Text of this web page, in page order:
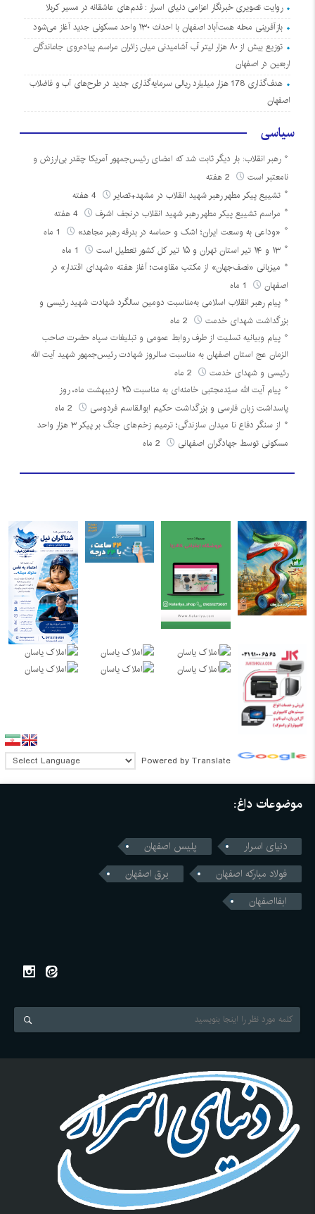
روایت تصویری خبرنگار اعزامی دنیای اسرار : قدم‌های عاشقانه در مسیر کربلا
بازآفرینی محله همت‌آباد اصفهان با احداث ۱۳۰ واحد مسکونی جدید آغاز می‌شود
توزیع بیش از ۸۰ هزار لیتر آب آشامیدنی میان زائران مراسم پیاده‌روی جاماندگان
اربعین در اصفهان
هدف‌گذاری 178 هزار میلیارد ریالی سرمایه‌گذاری جدید در طرح‌های آب و فاضلاب
اصفهان
سیاسی
رهبر انقلاب: بار دیگر ثابت شد که امضای رئیس‌جمهور آمریکا چقدر بی‌ارزش و
نامعتبر است
تشییع پیکر مطهر رهبر شهید انقلاب در مشهد+تصایر
مراسم تشییع پیکر مطهر رهبر شهید انقلاب درنجف اشرف
«وداعی به وسعت ایران؛ اشک و حماسه در بدرقه رهبر مجاهد»
۱۳ و ۱۴ تیر استان تهران و ۱۵ تیر کل کشور تعطیل است
میزبانی «نصف‌جهان» از مکتب مقاومت؛ آغاز هفته «شهدای اقتدار» در
اصفهان
پیام رهبر انقلاب اسلامی به‌مناسبت دومین سالگرد شهادت شهید رئیسی و
بزرگداشت شهدای خدمت
پیام وبیانیه تسلیت از طرف روابط عمومی و تبلیغات سپاه حضرت صاحب
الزمان عج استان اصفهان به مناسبت سالروز شهادت رئیس‌جمهور شهید آیت الله
رئیسی و شهدای خدمت
پیام آیت الله سیّدمجتبی خامنه‌ای به مناسبت ۲۵ اردیبهشت ماه، روز
پاسداشت زبان فارسی و بزرگداشت حکیم ابوالقاسم فردوسی
از سنگر دفاع تا میدان سازندگی؛ ترمیم زخم‌های جنگ بر پیکر ۳ هزار واحد
مسکونی توسط جهادگران اصفهانی
Powered by Translate
موضوعات داغ:
دنیای اسرار
پلیس اصفهان
فولاد مبارکه اصفهان
برق اصفهان
ابفااصفهان